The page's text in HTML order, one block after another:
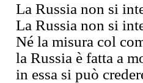
La Russia non si
La Russia non si
Né la misura col
la Russia è fatta a
in essa si può